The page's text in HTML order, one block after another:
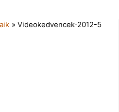
» Videokedvencek-2012-5